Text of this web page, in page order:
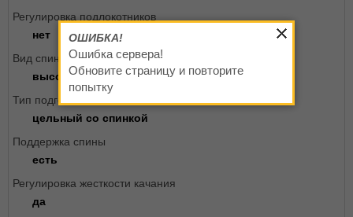
Регулировка подлокотников
нет
Вид спинки
высокая
Тип подголовника
цельный со спинкой
Поддержка спины
есть
Регулировка жесткости качания
да
ОШИБКА!
Ошибка сервера!
Обновите страницу и повторите
попытку